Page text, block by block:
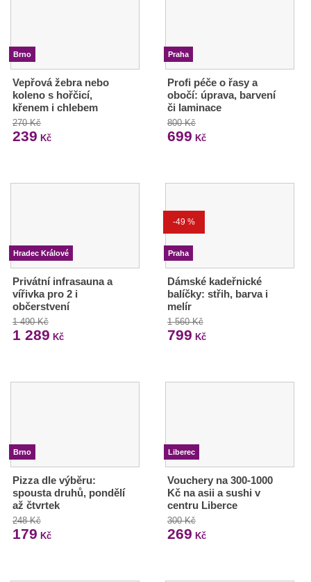
Brno
Vepřová žebra nebo
koleno s hořčicí,
křenem i chlebem
270 Kč
239 Kč
Praha
Profi péče o řasy a
obočí: úprava, barvení
či laminace
800 Kč
699 Kč
Hradec Králové
Privátní infrasauna a
vířivka pro 2 i
občerstvení
1 490 Kč
1 289 Kč
-49 %
Praha
Dámské kadeřnické
balíčky: střih, barva i
melír
1 560 Kč
799 Kč
Brno
Pizza dle výběru:
spousta druhů, pondělí
až čtvrtek
248 Kč
179 Kč
Liberec
Vouchery na 300-1000
Kč na asii a sushi v
centru Liberce
300 Kč
269 Kč